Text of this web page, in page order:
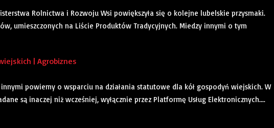
Rolnictwa i Rozwoju Wsi powiększyła się o kolejne lubelskie przysmaki.
umieszczonych na Liście Produktów Tradycyjnych. Miedzy innymi o tym
| Agrobiznes
powiemy o wsparciu na działania statutowe dla kół gospodyń wiejskich. W
są inaczej niż wcześniej, wyłącznie przez Platformę Usług Elektronicznych....